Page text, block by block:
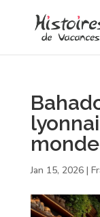
monde
Jan 15, 2026|